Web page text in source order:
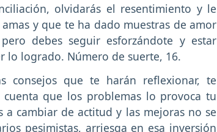
olvidarás el resentimiento y le
y que te ha dado muestras de amor
debes seguir esforzándote y estar
lo logrado. Número de suerte, 16.
consejos que te harán reflexionar, te
que los problemas lo provoca tu
a cambiar de actitud y las mejoras no se
pesimistas, arriesga en esa inversión